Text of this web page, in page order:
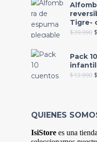
Tigre-
$39.990 $
Pack
$13.990 $
QUIENES
IsiStore es una